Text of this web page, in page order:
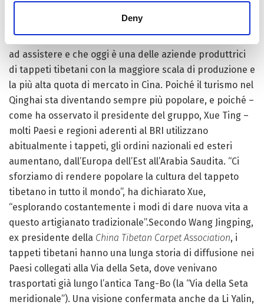
Deny
immateriale della Cina. E nel 2007 è stato fondato
Shengyuan Carpet Group, impresa che Yang ha iniziato
ad assistere e che oggi è una delle aziende produttrici
di tappeti tibetani con la maggiore scala di produzione e
la più alta quota di mercato in Cina. Poiché il turismo nel
Qinghai sta diventando sempre più popolare, e poiché –
come ha osservato il presidente del gruppo, Xue Ting –
molti Paesi e regioni aderenti al BRI utilizzano
abitualmente i tappeti, gli ordini nazionali ed esteri
aumentano, dall’Europa dell’Est all’Arabia Saudita. “Ci
sforziamo di rendere popolare la cultura del tappeto
tibetano in tutto il mondo”, ha dichiarato Xue,
“esplorando costantemente i modi di dare nuova vita a
questo artigianato tradizionale”.Secondo Wang Jingping,
ex presidente della China Tibetan Carpet Association, i
tappeti tibetani hanno una lunga storia di diffusione nei
Paesi collegati alla Via della Seta, dove venivano
trasportati già lungo l’antica Tang-Bo (la “Via della Seta
meridionale”). Una visione confermata anche da Li Yalin,